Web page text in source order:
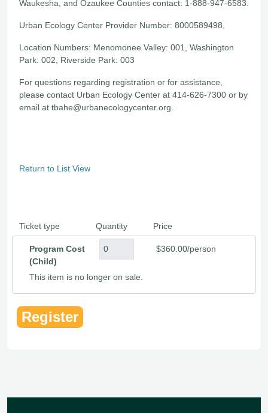
Waukesha, and Ozaukee Counties contact: 1-888-947-6583.
Urban Ecology Center Provider Number: 8000589498,
Location Numbers: Menomonee Valley: 001, Washington
Park: 002, Riverside Park: 003
For questions regarding registration or for assistance,
please contact Urban Ecology Center at 414-626-7300 or by
email at tbahe@urbanecologycenter.org.
Return to List View
Ticket type Quantity Price
Program Cost
(Child)
$360.00/person
This item is no longer on sale.